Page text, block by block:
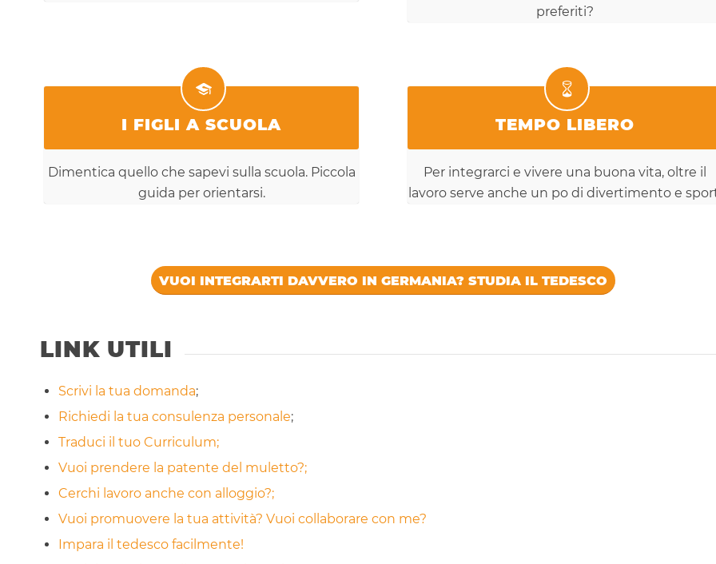
preferiti?
I FIGLI A SCUOLA
Dimentica quello che sapevi sulla scuola. Piccola
guida per orientarsi.
TEMPO LIBERO
Per integrarci e vivere una buona vita, oltre il
lavoro serve anche un po di divertimento e
VUOI INTEGRARTI DAVVERO IN GERMANIA? STUDIA IL TEDESCO
LINK UTILI
Scrivi la tua domanda;
Richiedi la tua consulenza personale;
Traduci il tuo Curriculum;
Vuoi prendere la patente del muletto?;
Cerchi lavoro anche con alloggio?;
Vuoi promuovere la tua attività? Vuoi collaborare con me?
Impara il tedesco facilmente!